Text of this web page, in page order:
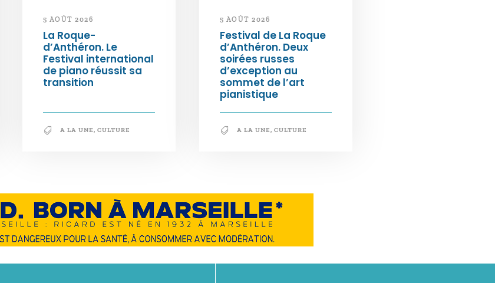
5 AOÛT 2026
La Roque-
d’Anthéron. Le
Festival international
de piano réussit sa
transition
A LA UNE, CULTURE
5 AOÛT 2026
Festival de La Roque
d’Anthéron. Deux
soirées russes
d’exception au
sommet de l’art
pianistique
A LA UNE, CULTURE
En savoir +